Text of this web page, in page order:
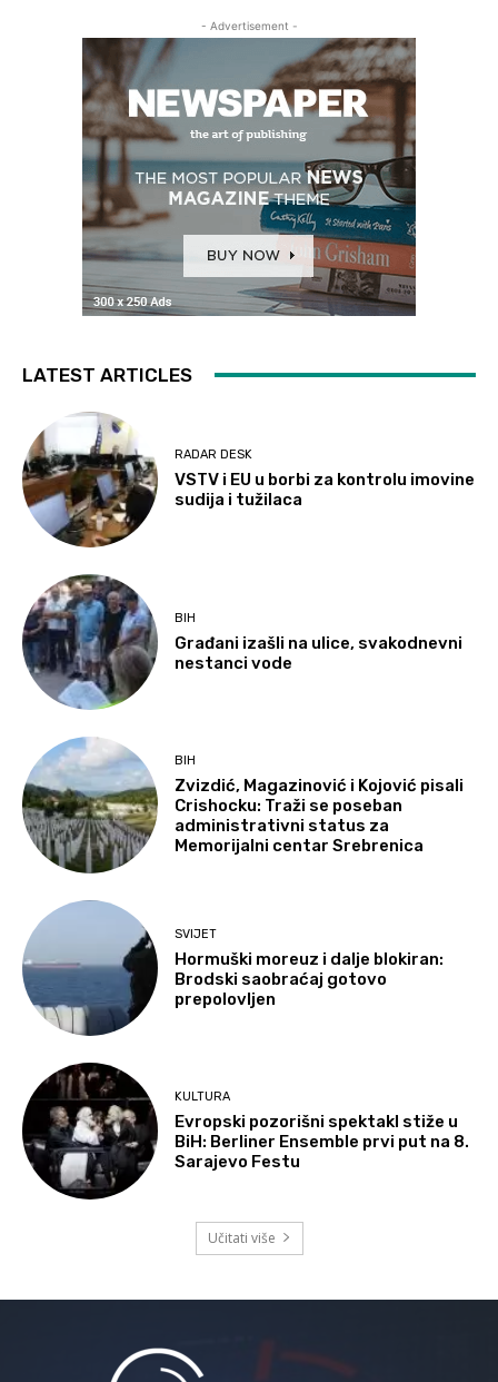
- Advertisement -
LATEST ARTICLES
RADAR DESK
VSTV i EU u borbi za kontrolu imovine
sudija i tužilaca
BIH
Građani izašli na ulice, svakodnevni
nestanci vode
BIH
Zvizdić, Magazinović i Kojović pisali
Crishocku: Traži se poseban
administrativni status za
Memorijalni centar Srebrenica
SVIJET
Hormuški moreuz i dalje blokiran:
Brodski saobraćaj gotovo
prepolovljen
KULTURA
Evropski pozorišni spektakl stiže u
BiH: Berliner Ensemble prvi put na 8.
Sarajevo Festu
Učitati više